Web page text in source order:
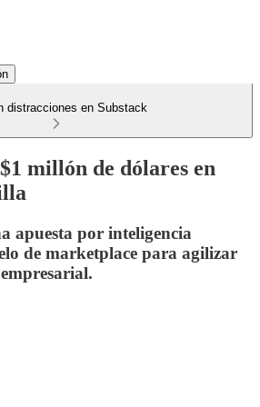
distracciones en Substack
millón de dólares en
apuesta por inteligencia
de marketplace para agilizar